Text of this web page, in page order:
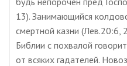
13). Занимающийся
смертной казни
Библии с похвалой
от всяких гадателей.